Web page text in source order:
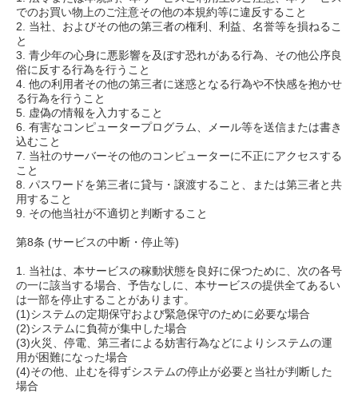
でのお買い物上のご注意その他の本規約等に違反すること
2. 当社、およびその他の第三者の権利、利益、名誉等を損ねるこ
と
3. 青少年の心身に悪影響を及ぼす恐れがある行為、その他公序良
俗に反する行為を行うこと
4. 他の利用者その他の第三者に迷惑となる行為や不快感を抱かせ
る行為を行うこと
5. 虚偽の情報を入力すること
6. 有害なコンピュータープログラム、メール等を送信または書き
込むこと
7. 当社のサーバーその他のコンピューターに不正にアクセスする
こと
8. パスワードを第三者に貸与・譲渡すること、または第三者と共
用すること
9. その他当社が不適切と判断すること
第8条 (サービスの中断・停止等)
1. 当社は、本サービスの稼動状態を良好に保つために、次の各号
の一に該当する場合、予告なしに、本サービスの提供全てあるい
は一部を停止することがあります。
(1)システムの定期保守および緊急保守のために必要な場合
(2)システムに負荷が集中した場合
(3)火災、停電、第三者による妨害行為などによりシステムの運
用が困難になった場合
(4)その他、止むを得ずシステムの停止が必要と当社が判断した
場合